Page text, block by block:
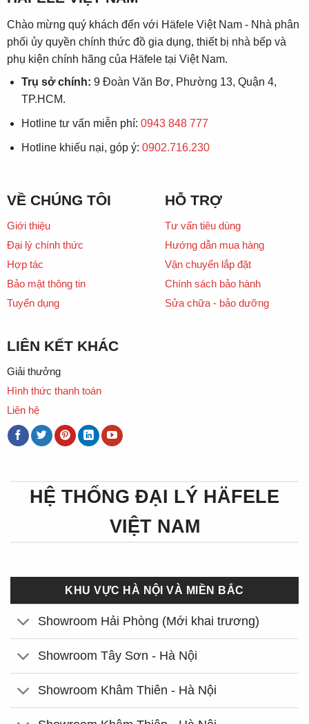
Chào mừng quý khách đến với Häfele Việt Nam - Nhà phân
phối ủy quyền chính thức đồ gia dụng, thiết bị nhà bếp và
phụ kiện chính hãng của Häfele tại Việt Nam.
Trụ sở chính: 9 Đoàn Văn Bơ, Phường 13, Quận 4,
TP.HCM.
Hotline tư vấn miễn phí: 0943 848 777
Hotline khiếu nại, góp ý: 0902.716.230
VỀ CHÚNG TÔI
Giới thiệu
Đại lý chính thức
Hợp tác
Bảo mật thông tin
Tuyển dụng
HỖ TRỢ
Tư vấn tiêu dùng
Hướng dẫn mua hàng
Vận chuyển lắp đặt
Chính sách bảo hành
Sửa chữa - bảo dưỡng
LIÊN KẾT KHÁC
Giải thưởng
Hình thức thanh toán
Liên hệ
HỆ THỐNG ĐẠI LÝ HÄFELE
VIỆT NAM
KHU VỰC HÀ NỘI VÀ MIỀN BẮC
Showroom Hải Phòng (Mới khai trương)
Showroom Tây Sơn - Hà Nội
Showroom Khâm Thiên - Hà Nội